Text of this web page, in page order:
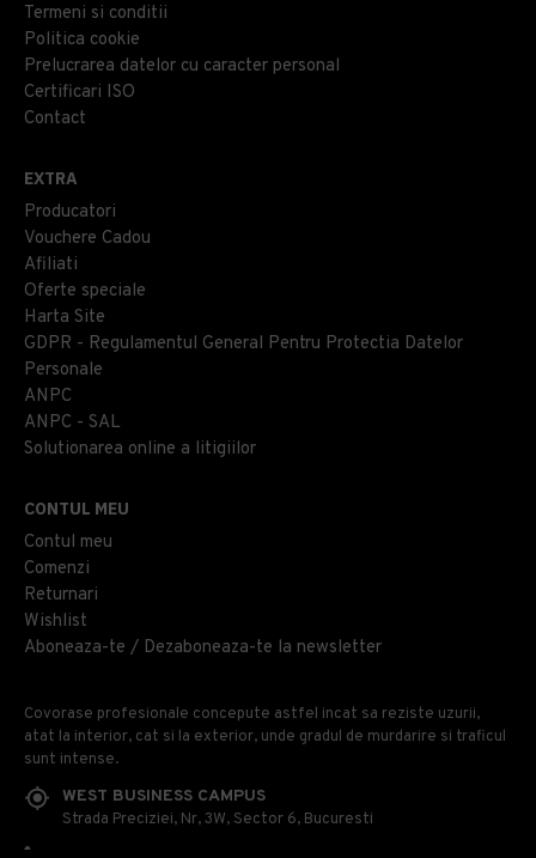
Termeni si conditii
Politica cookie
Prelucrarea datelor cu caracter personal
Certificari ISO
Contact
EXTRA
Producatori
Vouchere Cadou
Afiliati
Oferte speciale
Harta Site
GDPR - Regulamentul General Pentru Protectia Datelor
Personale
ANPC
ANPC - SAL
Solutionarea online a litigiilor
CONTUL MEU
Contul meu
Comenzi
Returnari
Wishlist
Aboneaza-te / Dezaboneaza-te la newsletter
Covorase profesionale concepute astfel incat sa reziste uzurii,
atat la interior, cat si la exterior, unde gradul de murdarire si traficul
sunt intense.
WEST BUSINESS CAMPUS
Strada Preciziei, Nr, 3W, Sector 6, Bucuresti